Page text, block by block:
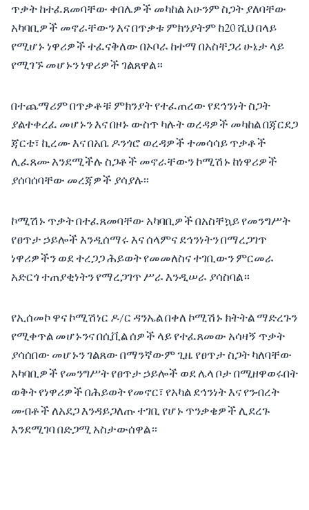
ጥቃት ከተፈጸመባቸው ቀበሌዎች መካከል አሁንም ስጋት ያለባቸው
አካባቢዎች መኖራቸውን እና በጥቃቱ ምክንያትም ከ20 ሺህ በላይ
የሚሆኑ ነዋሪዎች ተፈናቅለው በኦቦራ ከተማ በአስቸጋሪ ሁኔታ ላይ
የሚገኙ መሆኑን ነዋሪዎች ገልጸዋል።
በተጨማሪም በጥቃቶቹ ምክንያት የተፈጠረው የደኅንነት ስጋት
ያልተቀረፈ መሆኑን እና በዞኑ ውስጥ ካሉት ወረዳዎች መካከል በጃርደጋ
ጃርቴ፣ ኪረሙ እና በአቤ ዶንጎሮ ወረዳዎች ተመሳሳይ ጥቃቶች
ሊፈጸሙ እንደሚችሉ ስጋቶች መኖራቸውን ኮሚሽኑ ከነዋሪዎች
ያሰባሰባቸው መረጃዎች ያሳያሉ፡፡
ኮሚሽኑ ጥቃት በተፈጸመባቸው አካባቢዎች በአስቸኳይ የመንግሥት
የፀጥታ ኃይሎች እንዲሰማሩ እና ሰላምና ደኅንነትን በማረጋገጥ
ነዋሪዎችን ወደ ተረጋጋ ሕይወት የመመለስና ተገቢውን ምርመራ
አድርጎ ተጠያቂነትን የማረጋገጥ ሥራ እንዲሠራ ያሳስባል።
የኢሰመኮ ዋና ኮሚሽነር ዶ/ር ዳንኤል በቀለ ኮሚሽኑ ክትትል ማድረጉን
የሚቀጥል መሆኑንና በሲቪል ሰዎች ላይ የተፈጸመው አሳዛኝ ጥቃት
ያሳሰበው መሆኑን ገልጸው በማንኛውም ጊዜ የፀጥታ ስጋት ካለባቸው
አካባቢዎች የመንግሥት የፀጥታ ኃይሎች ወደ ሌላ ቦታ በሚዘዋወሩበት
ወቅት የነዋሪዎች በሕይወት የመኖር፣ የአካል ደኅንነት እና የንብረት
መብቶች ለአደጋ እንዳይጋለጡ ተገቢ የሆኑ ጥንቃቄዎች ሊደረጉ
እንደሚገባ በድጋሚ አስታውሰዋል።